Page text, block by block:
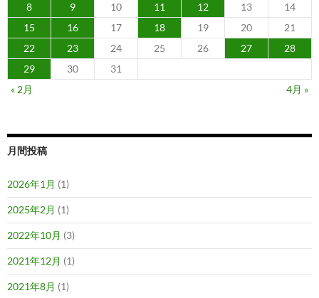
8
9 10 11 12 13
14
15
16 17 18 19 20
21
22
23 24 25 26 27
28
29
30
31
« 2月
4月 »
月間投稿
2026年1月 (1)
2025年2月 (1)
2022年10月 (3)
2021年12月 (1)
2021年8月 (1)